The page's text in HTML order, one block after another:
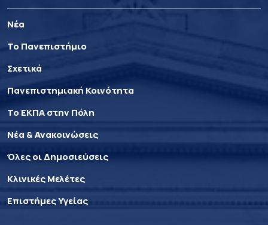
Νέα
Το Πανεπιστήμιο
Σχετικά
Πανεπιστημιακή Κοινότητα
Το ΕΚΠΑ στην Πόλη
Νέα & Ανακοινώσεις
Όλες οι Δημοσιεύσεις
Κλινικές Μελέτες
Επιστήμες Υγείας